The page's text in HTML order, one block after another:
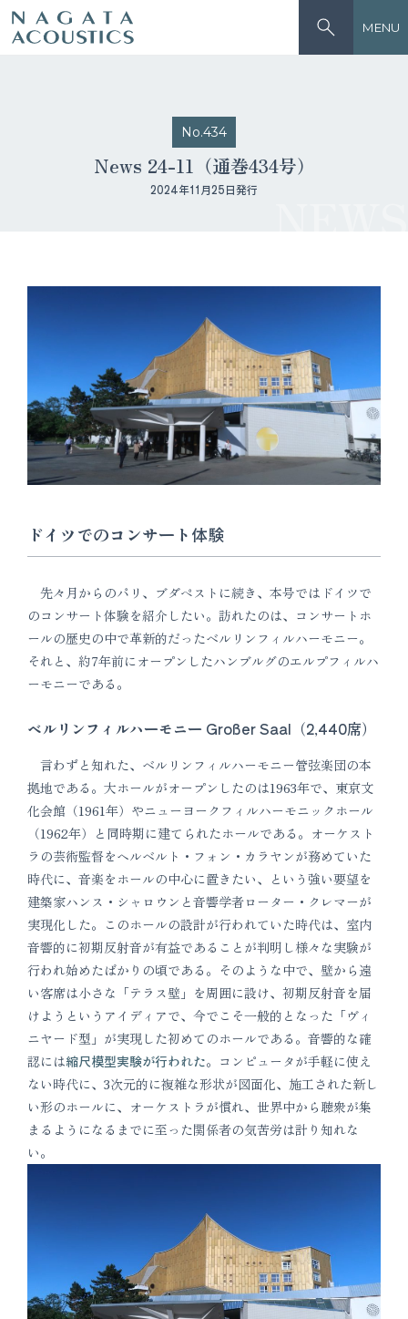
MENU
No.434
News 24-11（通巻434号）
2024年11月25日発行
ドイツでのコンサート体験
先々月からのパリ、ブダペストに続き、本号ではドイツで
のコンサート体験を紹介したい。訪れたのは、コンサートホ
ールの歴史の中で革新的だったベルリンフィルハーモニー。
それと、約7年前にオープンしたハンブルグのエルプフィルハ
ーモニーである。
ベルリンフィルハーモニー Großer Saal（2,440席）
言わずと知れた、ベルリンフィルハーモニー管弦楽団の本
拠地である。大ホールがオープンしたのは1963年で、東京文
化会館（1961年）やニューヨークフィルハーモニックホール
（1962年）と同時期に建てられたホールである。オーケスト
ラの芸術監督をヘルベルト・フォン・カラヤンが務めていた
時代に、音楽をホールの中心に置きたい、という強い要望を
建築家ハンス・シャロウンと音響学者ローター・クレマーが
実現化した。このホールの設計が行われていた時代は、室内
音響的に初期反射音が有益であることが判明し様々な実験が
行われ始めたばかりの頃である。そのような中で、壁から遠
い客席は小さな「テラス壁」を周囲に設け、初期反射音を届
けようというアイディアで、今でこそ一般的となった「ヴィ
ニヤード型」が実現した初めてのホールである。音響的な確
認には縮尺模型実験が行われた。コンピュータが手軽に使え
ない時代に、3次元的に複雑な形状が図面化、施工された新し
い形のホールに、オーケストラが慣れ、世界中から聴衆が集
まるようになるまでに至った関係者の気苦労は計り知れな
い。